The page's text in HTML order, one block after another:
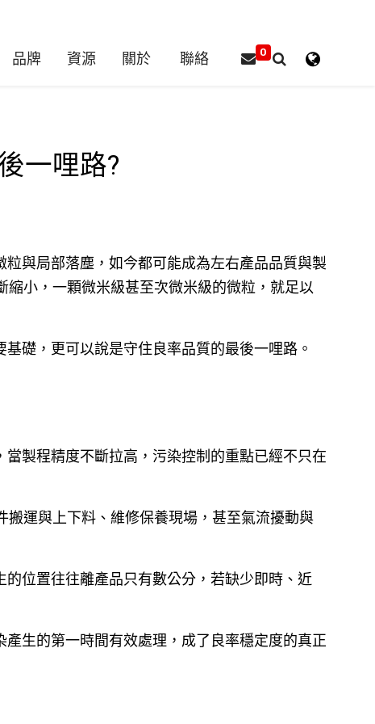
品牌 資源 關於 聯絡 0
一哩路?
與局部落塵，如今都可能成為左右產品品質與製
小，一顆微米級甚至次微米級的微粒，就足以
礎，更可以說是守住良率品質的最後一哩路。
製程精度不斷拉高，污染控制的重點已經不只在
搬運與上下料、維修保養現場，甚至氣流擾動與
位置往往離產品只有數公分，若缺少即時、近
生的第一時間有效處理，成了良率穩定度的真正